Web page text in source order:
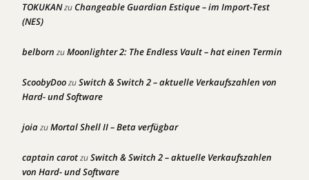
TOKUKANzuChangeable Guardian Estique – im Import-Test
(NES)
belborn zuMoonlighter 2: The Endless Vault – hat einen Termin
ScoobyDoozuSwitch & Switch 2 – aktuelle Verkaufszahlen von
Hard- und Software
joiazuMortal Shell II – Beta verfügbar
captain carotzuSwitch & Switch 2 – aktuelle Verkaufszahlen
von Hard- und Software